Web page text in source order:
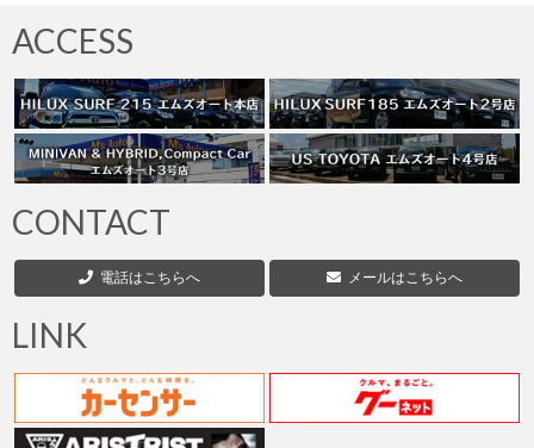
稿
の
ペ
ー
ジ
送
り
ACCESS
CONTACT
電話はこちらへ メールはこちらへ
LINK